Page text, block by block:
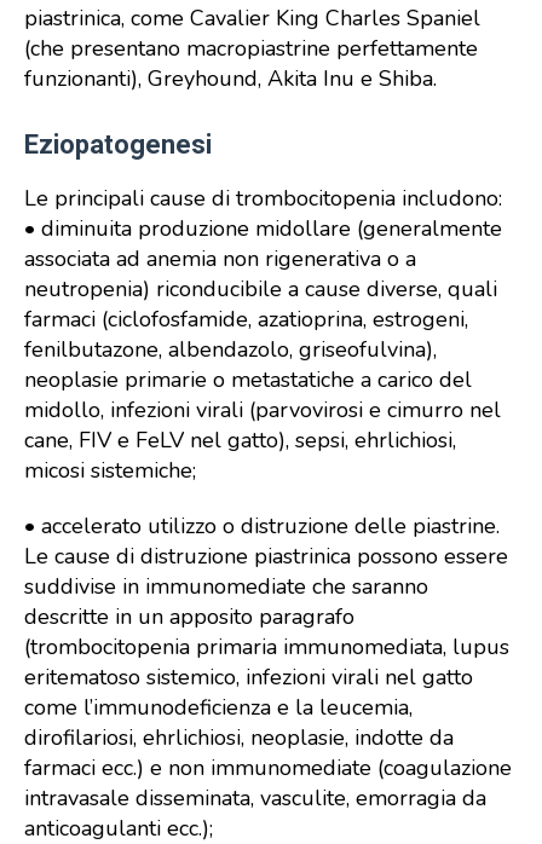
piastrinica, come Cavalier King Charles Spaniel
(che presentano macropiastrine perfettamente
funzionanti), Greyhound, Akita Inu e Shiba.
Eziopatogenesi
Le principali cause di trombocitopenia includono:
• diminuita produzione midollare (generalmente
associata ad anemia non rigenerativa o a
neutropenia) riconducibile a cause diverse, quali
farmaci (ciclofosfamide, azatioprina, estrogeni,
fenilbutazone, albendazolo, griseofulvina),
neoplasie primarie o metastatiche a carico del
midollo, infezioni virali (parvovirosi e cimurro nel
cane, FIV e FeLV nel gatto), sepsi, ehrlichiosi,
micosi sistemiche;
• accelerato utilizzo o distruzione delle piastrine.
Le cause di distruzione piastrinica possono essere
suddivise in immunomediate che saranno
descritte in un apposito paragrafo
(trombocitopenia primaria immunomediata, lupus
eritematoso sistemico, infezioni virali nel gatto
come l’immunodeficienza e la leucemia,
dirofilariosi, ehrlichiosi, neoplasie, indotte da
farmaci ecc.) e non immunomediate (coagulazione
intravasale disseminata, vasculite, emorragia da
anticoagulanti ecc.);